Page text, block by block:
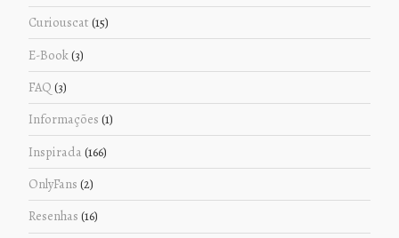
Curiouscat (15)
E-Book(3)
FAQ (3)
Informações (1)
Inspirada (166)
OnlyFans (2)
Resenhas (16)